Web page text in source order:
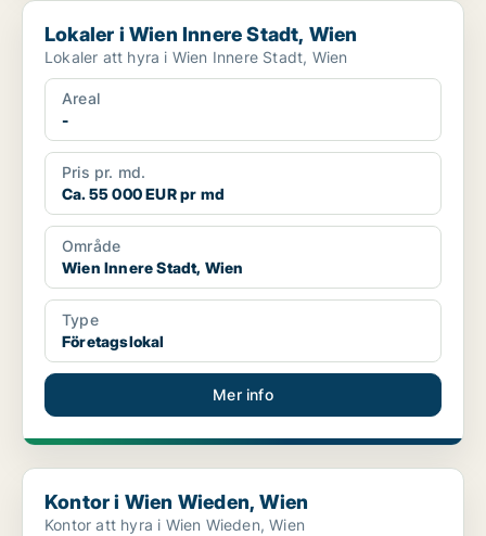
Lokaler i Wien Innere Stadt, Wien
Lokaler i Wien Innere Stadt, Wien
Lokaler att hyra i Wien Innere Stadt, Wien
Areal
-
Pris pr. md.
Ca. 55 000 EUR pr md
Område
Wien Innere Stadt, Wien
Type
Företagslokal
Mer info
Kontor i Wien Wieden, Wien
Kontor i Wien Wieden, Wien
Kontor att hyra i Wien Wieden, Wien